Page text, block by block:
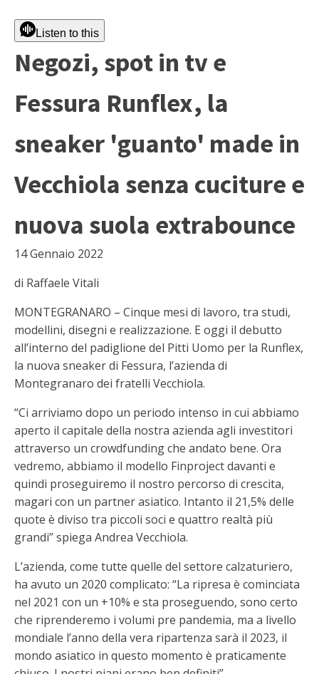
Listen to this
Negozi, spot in tv e
Fessura Runflex, la
sneaker 'guanto' made in
Vecchiola senza cuciture e
nuova suola extrabounce
14 Gennaio 2022
di Raffaele Vitali
MONTEGRANARO – Cinque mesi di lavoro, tra studi,
modellini, disegni e realizzazione. E oggi il debutto
all’interno del padiglione del Pitti Uomo per la Runflex,
la nuova sneaker di Fessura, l’azienda di
Montegranaro dei fratelli Vecchiola.
“Ci arriviamo dopo un periodo intenso in cui abbiamo
aperto il capitale della nostra azienda agli investitori
attraverso un crowdfunding che andato bene. Ora
vedremo, abbiamo il modello Finproject davanti e
quindi proseguiremo il nostro percorso di crescita,
magari con un partner asiatico. Intanto il 21,5% delle
quote è diviso tra piccoli soci e quattro realtà più
grandi” spiega Andrea Vecchiola.
L’azienda, come tutte quelle del settore calzaturiero,
ha avuto un 2020 complicato: “La ripresa è cominciata
nel 2021 con un +10% e sta proseguendo, sono certo
che riprenderemo i volumi pre pandemia, ma a livello
mondiale l’anno della vera ripartenza sarà il 2023, il
mondo asiatico in questo momento è praticamente